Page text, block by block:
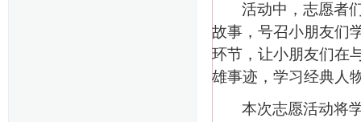
活动中，志愿者
故事，号召小朋友们
环节，让小朋友们在
雄事迹，学习经典人
本次志愿活动将